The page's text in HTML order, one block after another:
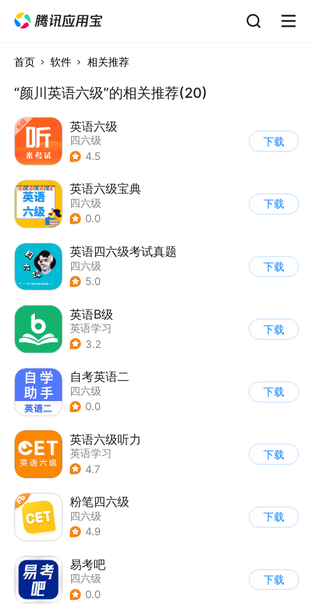
首页 软件 相关推荐
“颜川英语六级”的相关推荐(20)
英语六级
四六级
4.5
下载
英语六级宝典
四六级
0.0
下载
英语四六级考试真题
四六级
5.0
下载
英语B级
英语学习
3.2
下载
自考英语二
四六级
0.0
下载
英语六级听力
英语学习
4.7
下载
粉笔四六级
四六级
4.9
下载
易考吧
四六级
0.0
下载